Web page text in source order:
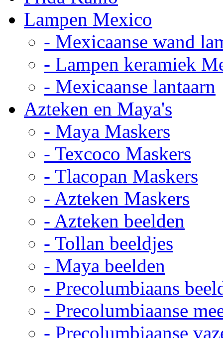
Lampen Mexico
- Mexicaanse wand
- Lampen keramiek
- Mexicaanse lantaarn
Azteken en Maya's
- Maya Maskers
- Texcoco Maskers
- Tlacopan Maskers
- Azteken Maskers
- Azteken beelden
- Tollan beeldjes
- Maya beelden
- Precolumbiaans
- Precolumbiaanse
- Precolumbiaanse